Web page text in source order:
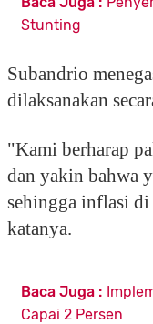
Stunting
Subandrio
dilaksanakan
"Kami berharap
dan yakin bahwa
sehingga inflasi
katanya.
Baca Juga :
Capai 2 Persen